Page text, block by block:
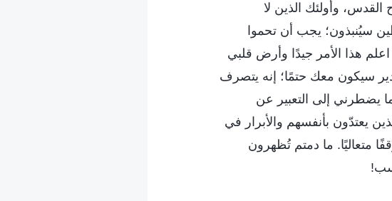
وأولئك الذين لا
سيُنبذون؛ يجب أن تحموا
هذا الأمر جيدًا وأرض قلبي
سيكون معك حتمًا؛ إنه يتصرف
يضطرني إلى التعبير عن
يعتدّون بأنفسهم والأبرار في
متعاليًا. ما دمتم تُظهرون